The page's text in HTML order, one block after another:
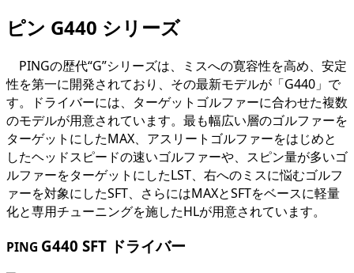
ピン G440 シリーズ
PINGの歴代“G”シリーズは、ミスへの寛容性を高め、安定
性を第一に開発されており、その最新モデルが「G440」で
す。ドライバーには、ターゲットゴルファーに合わせた複数
のモデルが用意されています。最も幅広い層のゴルファーを
ターゲットにしたMAX、アスリートゴルファーをはじめと
したヘッドスピードの速いゴルファーや、スピン量が多いゴ
ルファーをターゲットにしたLST、右へのミスに悩むゴルフ
ァーを対象にしたSFT、さらにはMAXとSFTをベースに軽量
化と専用チューニングを施したHLが用意されています。
PING G440 SFT ドライバー